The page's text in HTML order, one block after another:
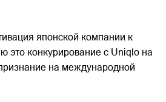
японской компании к
это конкурирование с Uniqlo на
на международной